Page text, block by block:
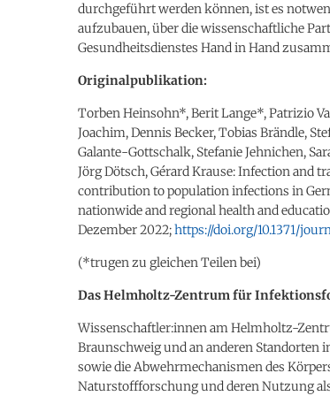
durchgeführt werden können, ist es
aufzubauen, über die wissenschaftliche
Gesundheitsdienstes Hand in Hand
Originalpublikation:
Torben Heinsohn*, Berit Lange*, Patrizio
Joachim, Dennis Becker, Tobias Brändle,
Galante-Gottschalk, Stefanie Jehnichen,
Jörg Dötsch, Gérard Krause: Infection and
contribution to population infections in
nationwide and regional health and
Dezember 2022;https://doi.org/10.1371/
(*trugen zu gleichen Teilen bei)
Das Helmholtz-Zentrum für
Wissenschaftler:innen am Helmholtz-
Braunschweig und an anderen
sowie die Abwehrmechanismen des
Naturstoffforschung und deren Nutzung